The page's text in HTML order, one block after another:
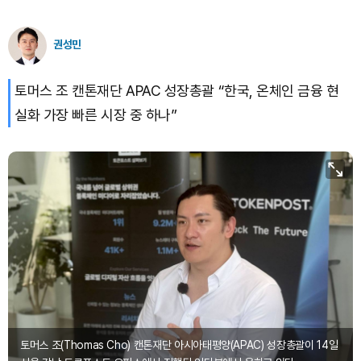
권성민
토머스 조 캔톤재단 APAC 성장총괄 “한국, 온체인 금융 현
실화 가장 빠른 시장 중 하나”
토머스 조(Thomas Cho) 캔톤재단 아시아태평양(APAC) 성장총괄이 14일